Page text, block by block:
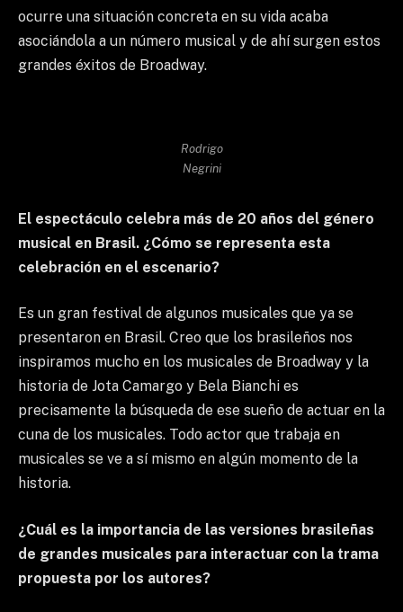
ocurre una situación concreta en su vida acaba
asociándola a un número musical y de ahí surgen estos
grandes éxitos de Broadway.
Rodrigo
Negrini
El espectáculo celebra más de 20 años del género
musical en Brasil. ¿Cómo se representa esta
celebración en el escenario?
Es un gran festival de algunos musicales que ya se
presentaron en Brasil. Creo que los brasileños nos
inspiramos mucho en los musicales de Broadway y la
historia de Jota Camargo y Bela Bianchi es
precisamente la búsqueda de ese sueño de actuar en la
cuna de los musicales. Todo actor que trabaja en
musicales se ve a sí mismo en algún momento de la
historia.
¿Cuál es la importancia de las versiones brasileñas
de grandes musicales para interactuar con la trama
propuesta por los autores?